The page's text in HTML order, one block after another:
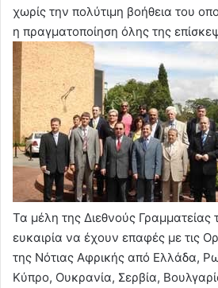
χωρίς την πολύτιμη βοήθεια του
η πραγματοποίηση όλης της
Τα μέλη της Διεθνούς Γραμματείας
ευκαιρία να έχουν επαφές με τις
της Νότιας Αφρικής από Ελλάδα,
Κύπρο, Ουκρανία, Σερβία,